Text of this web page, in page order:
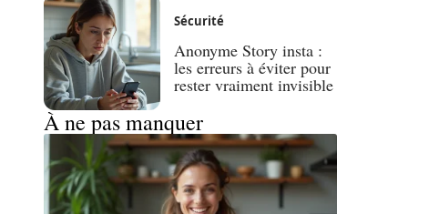
Sécurité
Anonyme Story insta :
les erreurs à éviter pour
rester vraiment invisible
À ne pas manquer